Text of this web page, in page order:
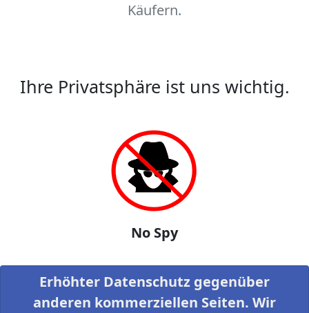
Käufern.
Ihre Privatsphäre ist uns wichtig.
No Spy
Erhöhter Datenschutz gegenüber
anderen kommerziellen Seiten. Wir